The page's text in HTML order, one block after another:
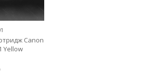
Canon
Yellow